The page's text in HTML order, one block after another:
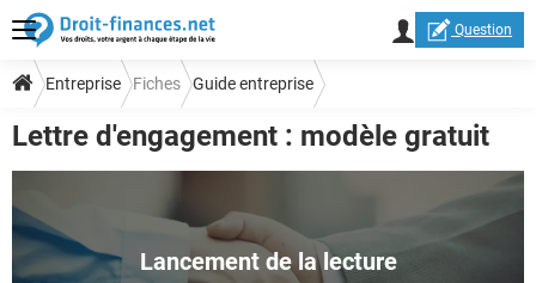
Question
Entreprise Fiches Guide entreprise
Modèles de lettres Entreprise
Lettre d'engagement : modèle gratuit